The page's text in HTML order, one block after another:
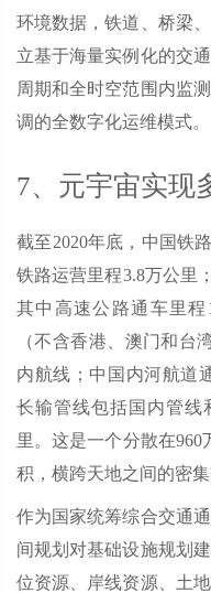
环境数据，铁道、桥梁
立基于海量实例化的交
周期和全时空范围内监
调的全数字化运维模式。
7、元宇宙实现
截至2020年底，中国铁
铁路运营里程3.8万公里
其中高速公路通车里程
（不含香港、澳门和台
内航线；中国内河航道
长输管线包括国内管线
里。这是一个分散在960
积，横跨天地之间的密集
作为国家统筹综合交通
间规划对基础设施规划
位资源、岸线资源、土